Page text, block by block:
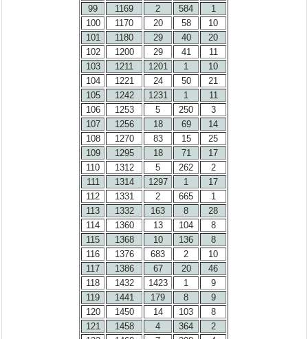
99
1169 2 584
1
100
1170 20 58
10
101
1180 29 40
20
102
1200 29 41
11
103
1211 1201 1
10
104
1221 24 50
21
105
1242 1231 1
11
106
1253 5 250
3
107
1256 18 69
14
108
1270 83 15
25
109
1295 18 71
17
110
1312 5 262
2
111
1314 1297 1
17
112
1331 2 665
1
113
1332 163 8
28
114
1360 13 104
8
115
1368 10 136
8
116
1376 683 2
10
117
1386 67 20
46
118
1432 1423 1
9
119
1441 179 8
9
120
1450 14 103
8
121
1458 4 364
2